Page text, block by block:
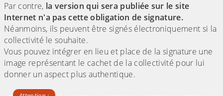
Par contre, la version qui sera publiée sur le site
Internet n'a pas cette obligation de signature.
Néanmoins, ils peuvent être signés électroniquement si la
collectivité le souhaite.
Vous pouvez intégrer en lieu et place de la signature une
image représentant le cachet de la collectivité pour lui
donner un aspect plus authentique.